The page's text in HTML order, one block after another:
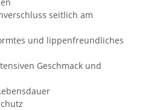
seitlich am
und lippenfreundliches
Geschmack und